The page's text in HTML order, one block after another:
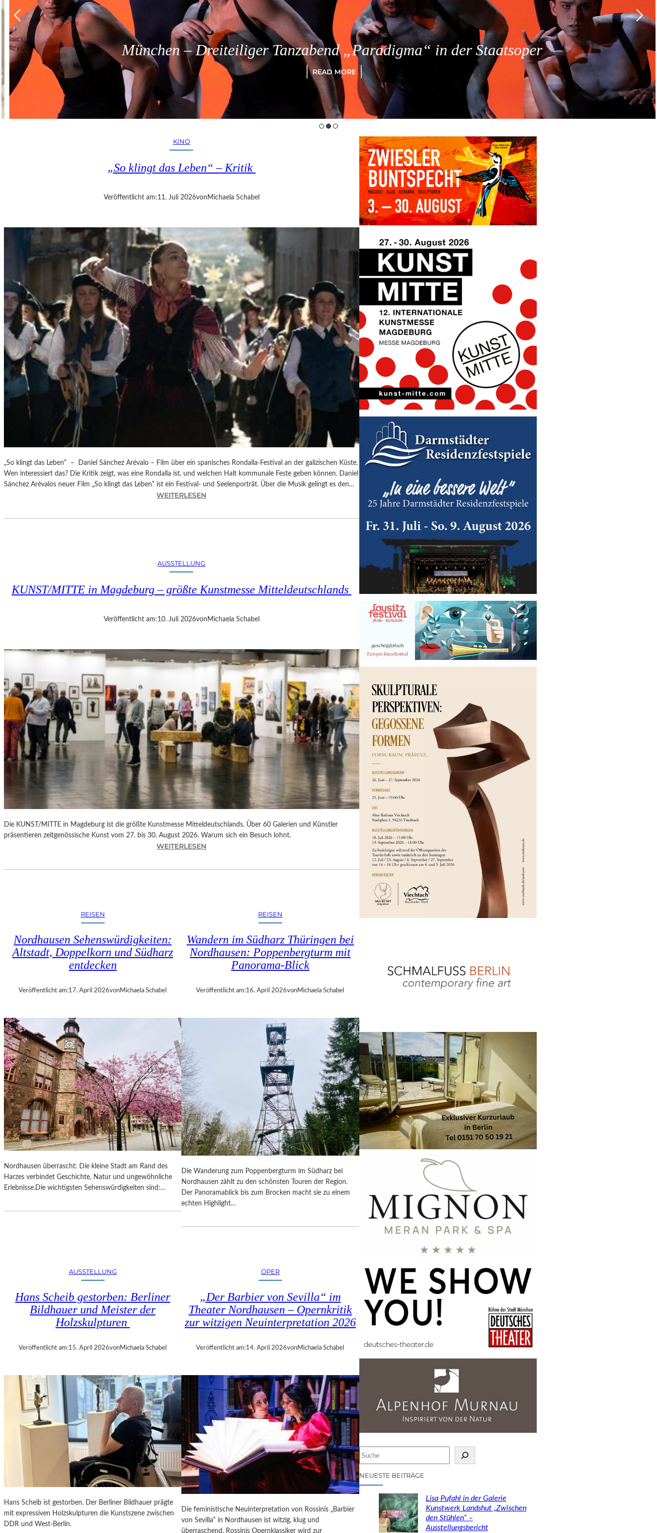
München – Dreiteiliger Tanzabend „Paradigma“ in der Staatsoper
READ MORE
KINO
„So klingt das Leben“ – Kritik
Veröffentlicht am:11. Juli 2026von Michaela Schabel
„So klingt das Leben“ – Daniel Sánchez Arévalo – Film über ein spanisches Rondalla-Festival an der galizischen Küste.
Wen interessiert das? Die Kritik zeigt, was eine Rondalla ist, und welchen Halt kommunale Feste geben können. Daniel
Sánchez Arévalos neuer Film „So klingt das Leben“ ist ein Festival- und Seelenporträt. Über die Musik gelingt es den…
WEITERLESEN
S
T
S
B
E
“
–
K
R
I
T
K
AUSSTELLUNG
KUNST/MITTE in Magdeburg – größte Kunstmesse Mitteldeutschlands
Veröffentlicht am:10. Juli 2026von Michaela Schabel
Die KUNST/MITTE in Magdeburg ist die größte Kunstmesse Mitteldeutschlands. Über 60 Galerien und Künstler
präsentieren zeitgenössische Kunst vom 27. bis 30. August 2026. Warum sich ein Besuch lohnt.
WEITERLESEN
U
T
T
N
G
G
R
Ö
SS
T
E
K
U
N
S
T
T
E
L
E
S
C
H
L
A
N
REISEN
Nordhausen Sehenswürdigkeiten:
Altstadt, Doppelkorn und Südharz
entdecken
Veröffentlicht am:17. April 2026vonMichaela Schabel
Nordhausen überrascht: Die kleine Stadt am Rand des
Harzes verbindet Geschichte, Natur und ungewöhnliche
Erlebnisse.Die wichtigsten Sehenswürdigkeiten sind:…
REISEN
Wandern im Südharz Thüringen bei
Nordhausen: Poppenbergturm mit
Panorama-Blick
Veröffentlicht am:16. April 2026vonMichaela Schabel
Die Wanderung zum Poppenbergturm im Südharz bei
Nordhausen zählt zu den schönsten Touren der Region.
Der Panoramablick bis zum Brocken macht sie zu einem
echten Highlight…
AUSSTELLUNG
Hans Scheib gestorben: Berliner
Bildhauer und Meister der
Holzskulpturen
Veröffentlicht am:15. April 2026vonMichaela Schabel
Hans Scheib ist gestorben. Der Berliner Bildhauer prägte
mit expressiven Holzskulpturen die Kunstszene zwischen
DDR und West-Berlin.
OPER
„Der Barbier von Sevilla“ im
Theater Nordhausen – Opernkritik
zur witzigen Neuinterpretation 2026
Veröffentlicht am:14. April 2026vonMichaela Schabel
Die feministische Neuinterpretation von Rossinis „Barbier
von Sevilla“ in Nordhausen ist witzig, klug und
überraschend. Rossinis Opernklassiker wird zur
S
u
c
h
e
NEUESTE BEITRÄGE
Lisa Pufahl in der Galerie
Kunstwerk Landshut „Zwischen
den Stühlen“ –
Ausstellungsbericht